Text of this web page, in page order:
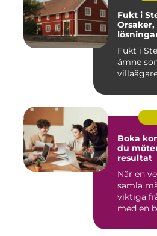
Fukt i
Fukt i
ämne
Boka
du
resultat
När en
samla
viktiga
med en